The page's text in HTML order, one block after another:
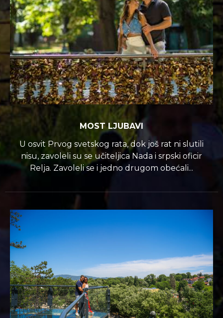
MOST LJUBAVI
U osvit Prvog svetskog rata, dok još rat ni slutili
nisu, zavoleli su se učiteljica Nada i srpski oficir
Relja. Zavoleli se i jedno drugom obećali...